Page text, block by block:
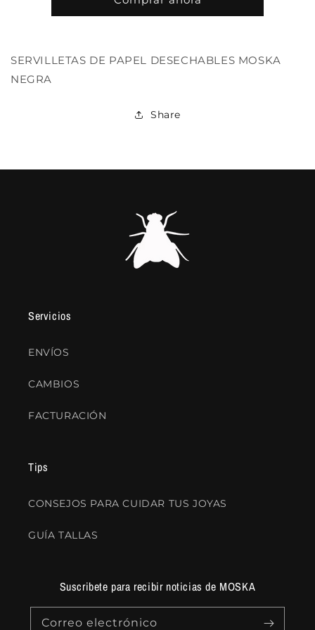
SERVILLETAS DE PAPEL DESECHABLES MOSKA
NEGRA
Share
Servicios
ENVÍOS
CAMBIOS
FACTURACIÓN
Tips
CONSEJOS PARA CUIDAR TUS JOYAS
GUÍA TALLAS
Suscribete para recibir noticias de MOSKA
Correo electrónico